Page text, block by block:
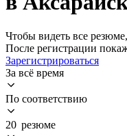
Чтобы видеть все
После регистрации
Зарегистрироваться
За всё время
По соответствию
20 резюме